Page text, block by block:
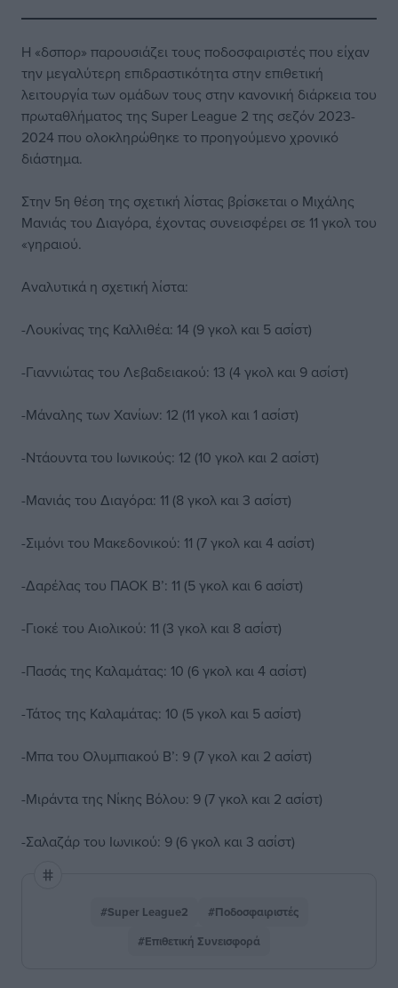
Η «δσπορ» παρουσιάζει τους ποδοσφαιριστές που είχαν
την μεγαλύτερη επιδραστικότητα στην επιθετική
λειτουργία των ομάδων τους στην κανονική διάρκεια του
πρωταθλήματος της Super League 2 της σεζόν 2023-
2024 που ολοκληρώθηκε το προηγούμενο χρονικό
διάστημα.
Στην 5η θέση της σχετική λίστας βρίσκεται ο Μιχάλης
Μανιάς του Διαγόρα, έχοντας συνεισφέρει σε 11 γκολ του
«γηραιού.
Αναλυτικά η σχετική λίστα:
-Λουκίνας της Καλλιθέα: 14 (9 γκολ και 5 ασίστ)
-Γιαννιώτας του Λεβαδειακού: 13 (4 γκολ και 9 ασίστ)
-Μάναλης των Χανίων: 12 (11 γκολ και 1 ασίστ)
-Ντάουντα του Ιωνικούς: 12 (10 γκολ και 2 ασίστ)
-Μανιάς του Διαγόρα: 11 (8 γκολ και 3 ασίστ)
-Σιμόνι του Μακεδονικού: 11 (7 γκολ και 4 ασίστ)
-Δαρέλας του ΠΑΟΚ Β’: 11 (5 γκολ και 6 ασίστ)
-Γιοκέ του Αιολικού: 11 (3 γκολ και 8 ασίστ)
-Πασάς της Καλαμάτας: 10 (6 γκολ και 4 ασίστ)
-Τάτος της Καλαμάτας: 10 (5 γκολ και 5 ασίστ)
-Μπα του Ολυμπιακού Β’: 9 (7 γκολ και 2 ασίστ)
-Μιράντα της Νίκης Βόλου: 9 (7 γκολ και 2 ασίστ)
-Σαλαζάρ του Ιωνικού: 9 (6 γκολ και 3 ασίστ)
#Super League2
#Ποδοσφαιριστές
#Επιθετική Συνεισφορά